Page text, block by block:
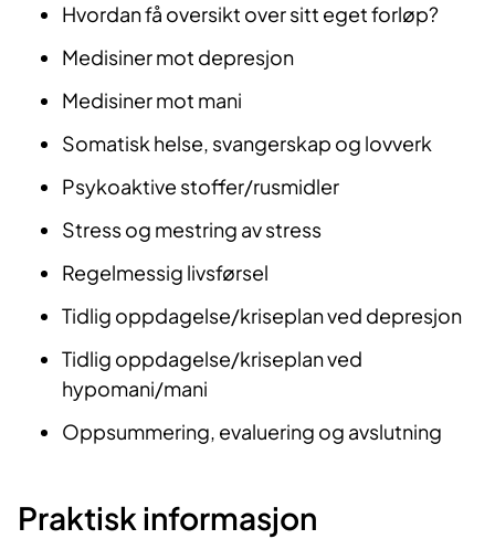
Hvordan få oversikt over sitt eget forløp?
Medisiner mot depresjon
Medisiner mot mani
Somatisk helse, svangerskap og lovverk
Psykoaktive stoffer/rusmidler
Stress og mestring av stress
Regelmessig livsførsel
Tidlig oppdagelse/kriseplan ved depresjon
Tidlig oppdagelse/kriseplan ved
hypomani/mani
Oppsummering, evaluering og avslutning
Praktisk informasjon